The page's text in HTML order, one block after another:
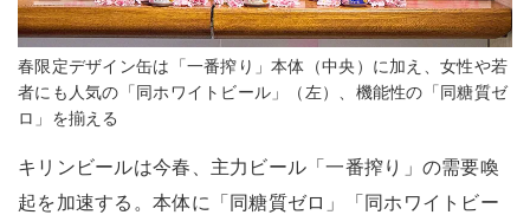
春限定デザイン缶は「一番搾り」本体（中央）に加え、女性や若
者にも人気の「同ホワイトビール」（左）、機能性の「同糖質ゼ
ロ」を揃える
キリンビールは今春、主力ビール「一番搾り」の需要喚
起を加速する。本体に「同糖質ゼロ」「同ホワイトビー